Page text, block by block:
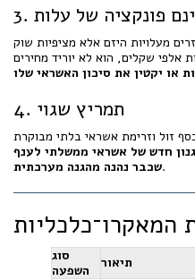
פונקציה של עלות
מעלויות היזם אלא מציפיות שוק
אלפי שקלים, הוא לא יוריד מחירים
או יקטין את סיכון האשראי שלו
4. תמריץ שגוי
זול וזרימת אשראי בלתי מבוקרת
חדש של אשראי ממשלתי לענף
שכבר נהנה מהגנה מערכתית.
המאקרו־כלכליות
סוג
השפעה
תיאור